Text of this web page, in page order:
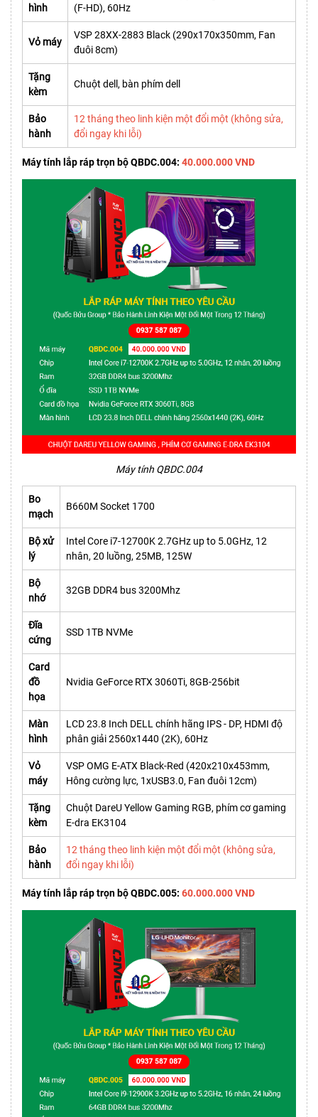
hình
(F-HD), 60Hz
Vỏ máy
VSP 28XX-2883 Black (290x170x350mm, Fan
đuôi 8cm)
Tặng
kèm
Chuột dell, bàn phím dell
Bảo
hành
12 tháng theo linh kiện một đổi một (không sửa,
đổi ngay khi lỗi)
Máy tính lắp ráp trọn bộ QBDC.004: 40.000.000 VND
Máy tính QBDC.004
Bo
mạch
B660M Socket 1700
Bộ xử
lý
Intel Core i7-12700K 2.7GHz up to 5.0GHz, 12
nhân, 20 luồng, 25MB, 125W
Bộ
nhớ
32GB DDR4 bus 3200Mhz
Đĩa
cứng
SSD 1TB NVMe
Card
đồ
họa
Nvidia GeForce RTX 3060Ti, 8GB-256bit
Màn
hình
LCD 23.8 Inch DELL chính hãng IPS - DP, HDMI độ
phân giải 2560x1440 (2K), 60Hz
Vỏ
máy
VSP OMG E-ATX Black-Red (420x210x453mm,
Hông cường lực, 1xUSB3.0, Fan đuôi 12cm)
Tặng
kèm
Chuột DareU Yellow Gaming RGB, phím cơ gaming
E-dra EK3104
Bảo
hành
12 tháng theo linh kiện một đổi một (không sửa,
đổi ngay khi lỗi)
Máy tính lắp ráp trọn bộ QBDC.005: 60.000.000 VND